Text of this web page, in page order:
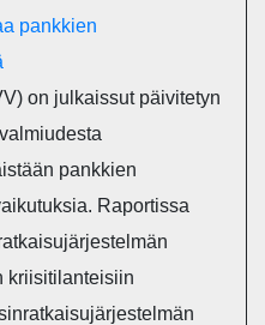
on julkaissut päivitetyn
pankkien
Raportissa
kriisitilanteisiin